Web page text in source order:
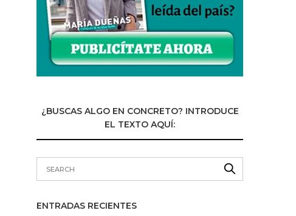
¿BUSCAS ALGO EN CONCRETO? INTRODUCE
EL TEXTO AQUÍ:
ENTRADAS RECIENTES